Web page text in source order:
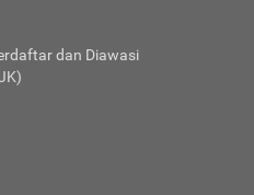
dan Diawasi